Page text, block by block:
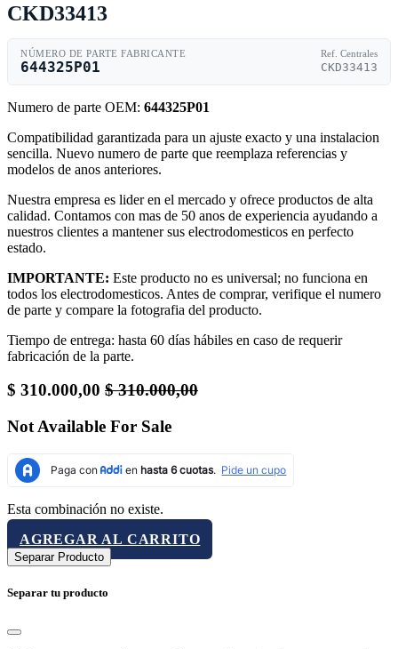
CKD33413
NÚMERO DE PARTE FABRICANTE
644325P01
Ref. Centrales
CKD33413
Numero de parte OEM: 644325P01
Compatibilidad garantizada para un ajuste exacto y una instalacion
sencilla. Nuevo numero de parte que reemplaza referencias y
modelos de anos anteriores.
Nuestra empresa es lider en el mercado y ofrece productos de alta
calidad. Contamos con mas de 50 anos de experiencia ayudando a
nuestros clientes a mantener sus electrodomesticos en perfecto
estado.
IMPORTANTE: Este producto no es universal; no funciona en
todos los electrodomesticos. Antes de comprar, verifique el numero
de parte y compare la fotografia del producto.
Tiempo de entrega: hasta 60 días hábiles en caso de requerir
fabricación de la parte.
$ 310.000,00 $310.000,00
Not Available For Sale
Esta combinación no existe.
AGREGAR AL CARRITO
Separar Producto
Separar tu producto